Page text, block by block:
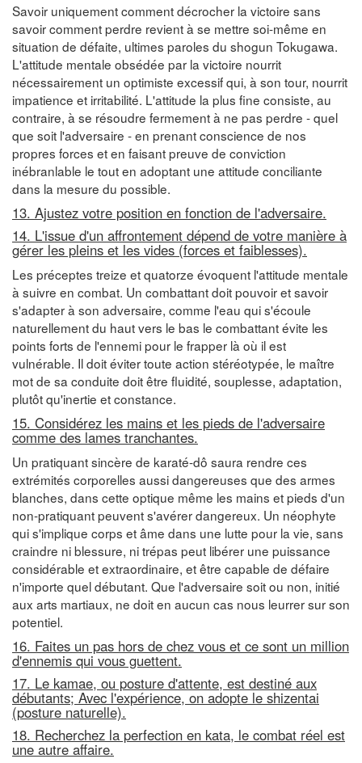
Savoir uniquement comment décrocher la victoire sans
savoir comment perdre revient à se mettre soi-même en
situation de défaite, ultimes paroles du shogun Tokugawa.
L'attitude mentale obsédée par la victoire nourrit
nécessairement un optimiste excessif qui, à son tour, nourrit
impatience et irritabilité. L'attitude la plus fine consiste, au
contraire, à se résoudre fermement à ne pas perdre - quel
que soit l'adversaire - en prenant conscience de nos
propres forces et en faisant preuve de conviction
inébranlable le tout en adoptant une attitude conciliante
dans la mesure du possible.
13. Ajustez votre position en fonction de l'adversaire.
14. L'issue d'un affrontement dépend de votre manière à
gérer les pleins et les vides (forces et faiblesses).
Les préceptes treize et quatorze évoquent l'attitude mentale
à suivre en combat. Un combattant doit pouvoir et savoir
s'adapter à son adversaire, comme l'eau qui s'écoule
naturellement du haut vers le bas le combattant évite les
points forts de l'ennemi pour le frapper là où il est
vulnérable. Il doit éviter toute action stéréotypée, le maître
mot de sa conduite doit être fluidité, souplesse, adaptation,
plutôt qu'inertie et constance.
15. Considérez les mains et les pieds de l'adversaire
comme des lames tranchantes.
Un pratiquant sincère de karaté-dô saura rendre ces
extrémités corporelles aussi dangereuses que des armes
blanches, dans cette optique même les mains et pieds d'un
non-pratiquant peuvent s'avérer dangereux. Un néophyte
qui s'implique corps et âme dans une lutte pour la vie, sans
craindre ni blessure, ni trépas peut libérer une puissance
considérable et extraordinaire, et être capable de défaire
n'importe quel débutant. Que l'adversaire soit ou non, initié
aux arts martiaux, ne doit en aucun cas nous leurrer sur son
potentiel.
16. Faites un pas hors de chez vous et ce sont un million
d'ennemis qui vous guettent.
17. Le kamae, ou posture d'attente, est destiné aux
débutants; Avec l'expérience, on adopte le shizentai
(posture naturelle).
18. Recherchez la perfection en kata, le combat réel est
une autre affaire.